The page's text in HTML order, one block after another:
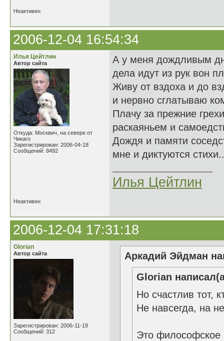
Неактивен
2006-12-04 16:54:34
Илья Цейтлин
Автор сайта
Откуда: Москвич, на севере от
Чикаго
Зарегистрирован: 2006-04-18
Сообщений: 8492
А у меня дождливым
дела идут из рук вон
Живу от вздоха и до
и нервно сглатываю
Плачу за прежние грехи
раскаяньем и
Дождя и памяти
мне и диктуются
Илья Цейтлин
Неактивен
2006-12-04 17:31:18
Glorian
Автор сайта
Зарегистрирован: 2006-11-19
Сообщений: 312
Аркадий Эйдман
Glorian
Но счастлив тот,
Не навсегда, на
Это философское